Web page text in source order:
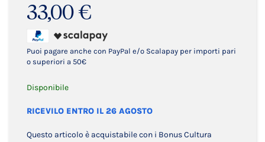
33,00 €
Puoi pagare anche con PayPal e/o Scalapay per importi pari
o superiori a 50€
Disponibile
RICEVILO ENTRO IL 26 AGOSTO
Questo articolo è acquistabile con i Bonus Cultura